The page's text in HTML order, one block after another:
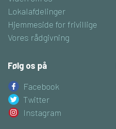
Lokalafdelinger
Hjemmeside for frivillige
Vores rådgivning
Følg os på
Facebook
Twitter
Instagram